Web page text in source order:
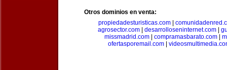
Otros dominios en venta:
propiedadesturisticas.com|
agrosector.com
desarrolloseninternet.com
missmadrid.com| compramasbarato.com|
ofertasporemail.com